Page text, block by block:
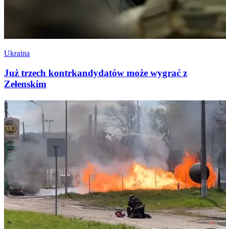
Ukraina
Już trzech kontrkandydatów może wygrać z
Zełenskim